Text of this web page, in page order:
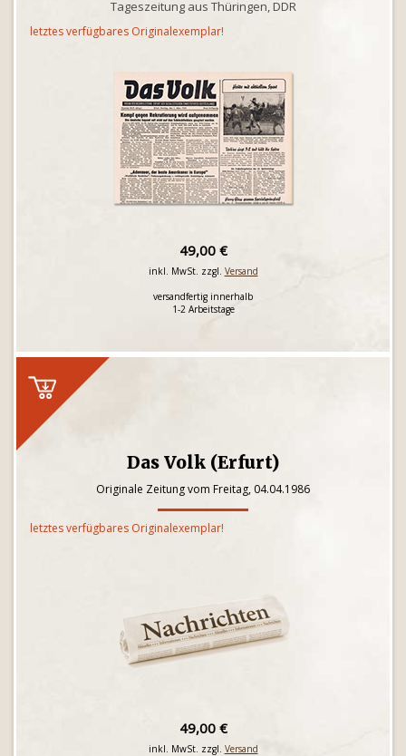
Tageszeitung aus Thüringen, DDR
letztes verfügbares Originalexemplar!
49,00 €
inkl. MwSt. zzgl. Versand
versandfertig innerhalb
1-2 Arbeitstage
Das Volk (Erfurt)
Originale Zeitung vom Freitag, 04.04.1986
letztes verfügbares Originalexemplar!
49,00 €
inkl. MwSt. zzgl. Versand